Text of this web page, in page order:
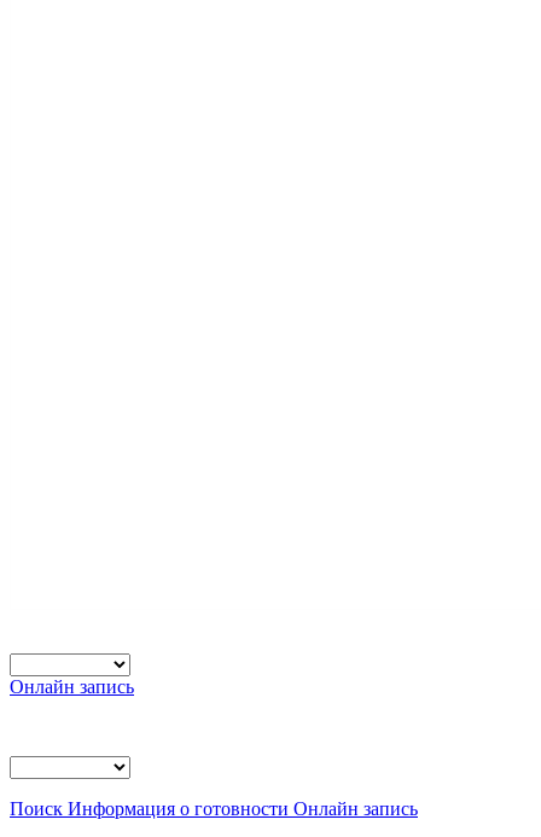
Онлайн запись
Поиск Информация о готовности Онлайн запись